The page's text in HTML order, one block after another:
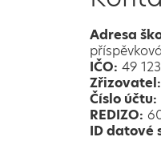
Adresa
IČO: 49
Zřizovatel:
Číslo účtu:
REDIZO:
ID datové